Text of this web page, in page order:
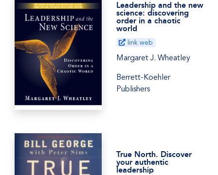
Leadership and the new
science: discovering
order in a chaotic
world
link web
Margaret J. Wheatley
Berrett-Koehler
Publishers
True North. Discover
your authentic
leadership